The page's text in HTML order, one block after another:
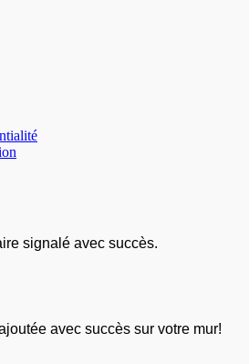
signalé avec succès.
avec succès sur votre mur!